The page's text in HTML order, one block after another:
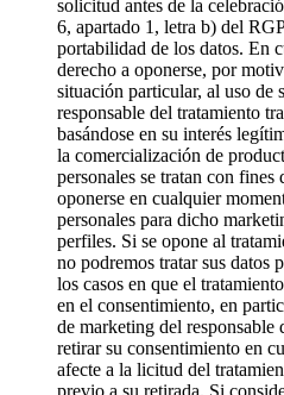
solicitud antes de la
6, apartado 1, letra b) del
portabilidad de los datos. En
derecho a oponerse, por
situación particular, al uso de
responsable del tratamiento
basándose en su interés
la comercialización de
personales se tratan con
oponerse en cualquier
personales para dicho
perfiles. Si se opone al
no podremos tratar sus datos
los casos en que el
en el consentimiento, en
de marketing del responsable
retirar su consentimiento en
afecte a la licitud del
previo a su retirada. Si